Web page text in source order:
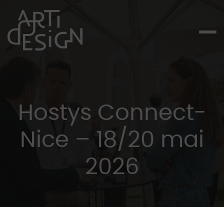
Hostys Connect-
Nice – 18/20 mai
2026